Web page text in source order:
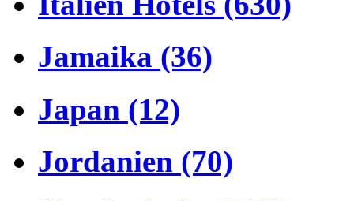
Jamaika (36)
Japan (12)
Jordanien (70)